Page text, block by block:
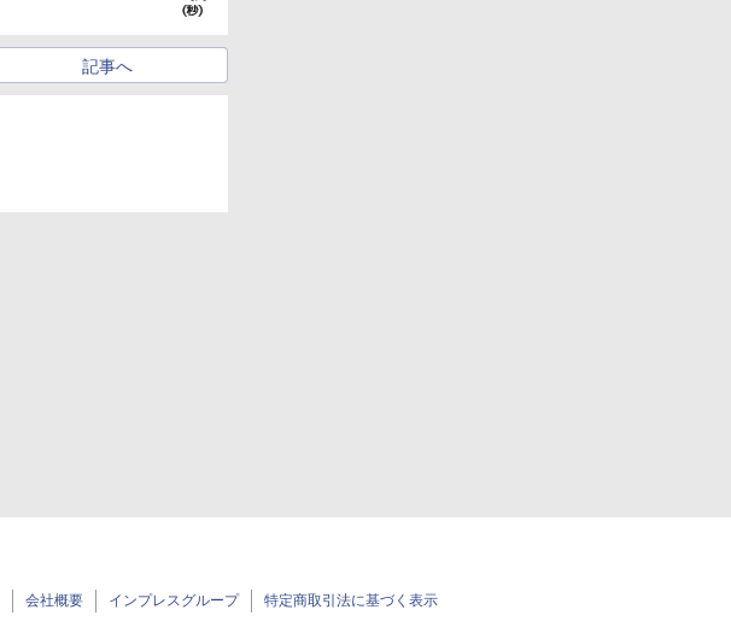
記事へ
会社概要 インプレスグループ 特定商取引法に基づく表示